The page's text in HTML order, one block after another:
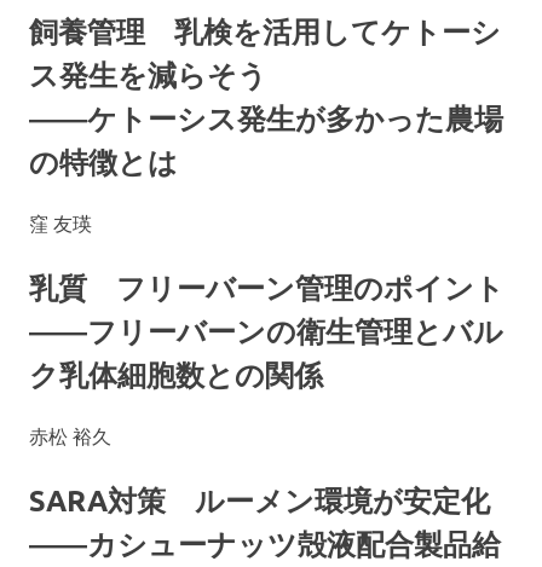
飼養管理 乳検を活用してケトーシ
ス発生を減らそう
――ケトーシス発生が多かった農場
の特徴とは
窪 友瑛
乳質 フリーバーン管理のポイント
――フリーバーンの衛生管理とバル
ク乳体細胞数との関係
赤松 裕久
SARA対策 ルーメン環境が安定化
――カシューナッツ殻液配合製品給